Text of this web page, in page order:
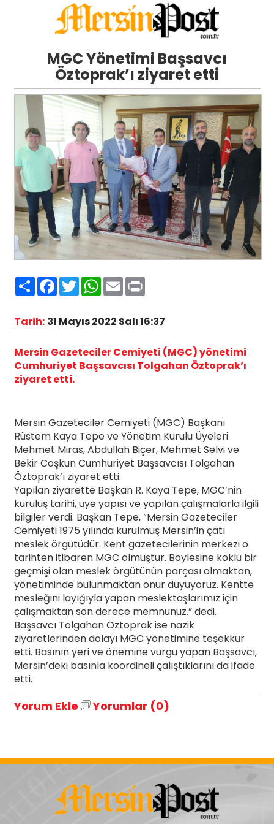
MGC Yönetimi Başsavcı
Öztoprak’ı ziyaret etti
PaylaşFacebook
TwitterWhatsApp
EmailPrint
Tarih: 31 Mayıs 2022 Salı 16:37
Mersin Gazeteciler Cemiyeti (MGC) yönetimi
Cumhuriyet Başsavcısı Tolgahan Öztoprak’ı
ziyaret etti.
Mersin Gazeteciler Cemiyeti (MGC) Başkanı
Rüstem Kaya Tepe ve Yönetim Kurulu Üyeleri
Mehmet Miras, Abdullah Biçer, Mehmet Selvi ve
Bekir Coşkun Cumhuriyet Başsavcısı Tolgahan
Öztoprak’ı ziyaret etti.
Yapılan ziyarette Başkan R. Kaya Tepe, MGC’nin
kuruluş tarihi, üye yapısı ve yapılan çalışmalarla ilgili
bilgiler verdi. Başkan Tepe, “Mersin Gazeteciler
Cemiyeti 1975 yılında kurulmuş Mersin’in çatı
meslek örgütüdür. Kent gazetecilerinin merkezi o
tarihten itibaren MGC olmuştur. Böylesine köklü bir
geçmişi olan meslek örgütünün parçası olmaktan,
yönetiminde bulunmaktan onur duyuyoruz. Kentte
mesleğini layığıyla yapan meslektaşlarımız için
çalışmaktan son derece memnunuz.” dedi.
Başsavcı Tolgahan Öztoprak ise nazik
ziyaretlerinden dolayı MGC yönetimine teşekkür
etti. Basının yeri ve önemine vurgu yapan Başsavcı,
Mersin’deki basınla koordineli çalıştıklarını da ifade
etti.
Yorum Ekle Yorumlar (0)